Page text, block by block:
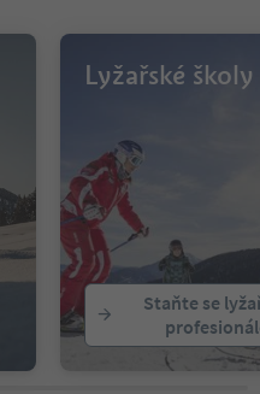
Lyžařské školy
Staňte se